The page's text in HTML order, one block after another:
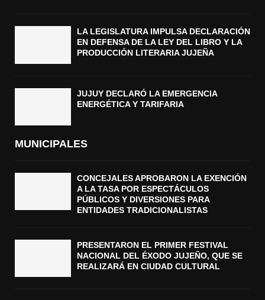
LA LEGISLATURA IMPULSA DECLARACIÓN
EN DEFENSA DE LA LEY DEL LIBRO Y LA
PRODUCCIÓN LITERARIA JUJEÑA
JUJUY DECLARÓ LA EMERGENCIA
ENERGÉTICA Y TARIFARIA
MUNICIPALES
CONCEJALES APROBARON LA EXENCIÓN
A LA TASA POR ESPECTÁCULOS
PÚBLICOS Y DIVERSIONES PARA
ENTIDADES TRADICIONALISTAS
PRESENTARON EL PRIMER FESTIVAL
NACIONAL DEL ÉXODO JUJEÑO, QUE SE
REALIZARÁ EN CIUDAD CULTURAL